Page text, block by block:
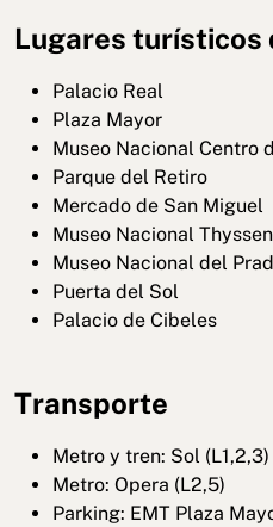
Lugares turísticos
Palacio Real
Plaza Mayor
Museo Nacional Centro
Parque del Retiro
Mercado de San Miguel
Museo Nacional
Museo Nacional del
Puerta del Sol
Palacio de Cibeles
Transporte
Metro y tren: Sol (L1,2,3)
Metro: Opera (L2,5)
Parking: EMT Plaza